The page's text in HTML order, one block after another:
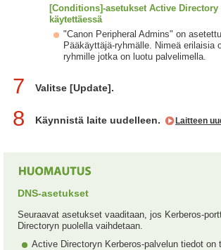
[Conditions]-asetukset Active
käytettäessä
"Canon Peripheral Admins" on
Pääkäyttäjä-ryhmälle. Nimeä erilaisia
ryhmille jotka on luotu palvelimella.
7 Valitse [Update].
8 Käynnistä laite uudelleen. Laitteen
DNS-asetukset
Seuraavat asetukset vaaditaan, jos Kerberos-
Directoryn puolella vaihdetaan.
Active Directoryn Kerberos-palvelun tiedot on